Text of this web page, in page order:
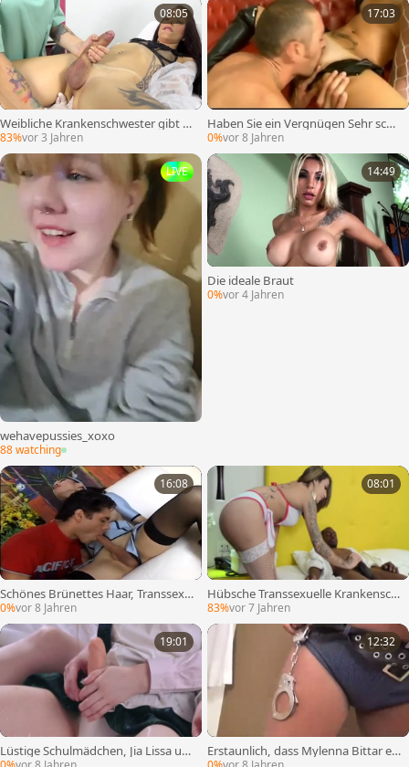
08:05
Weibliche Krankenschwester gibt h
eißes T-Mädchen Sthefany Venturin
y einen bewundernswerten Koch, d
er wichst
83%vor 3 Jahren
17:03
Haben Sie ein Vergnügen Sehr sch
mutziges Trio
0%vor 8 Jahren
LIVE
wehavepussies_xoxo
88 watching
14:49
Die ideale Braut
0%vor 4 Jahren
16:08
Schönes Brünettes Haar, Transsexu
elle fickt einen Kerl
0%vor 8 Jahren
08:01
Hübsche Transsexuelle Krankensch
wester Vitoria Neves weitet ihre Wa
ngen für einen perfekten DAP
83%vor 7 Jahren
19:01
Lüstige Schulmädchen, Jia Lissa un
d ihre Freundin mit Strap-on Sex ha
12:32
Erstaunlich, dass Mylenna Bittar ein
e superliebe Polizistin ist